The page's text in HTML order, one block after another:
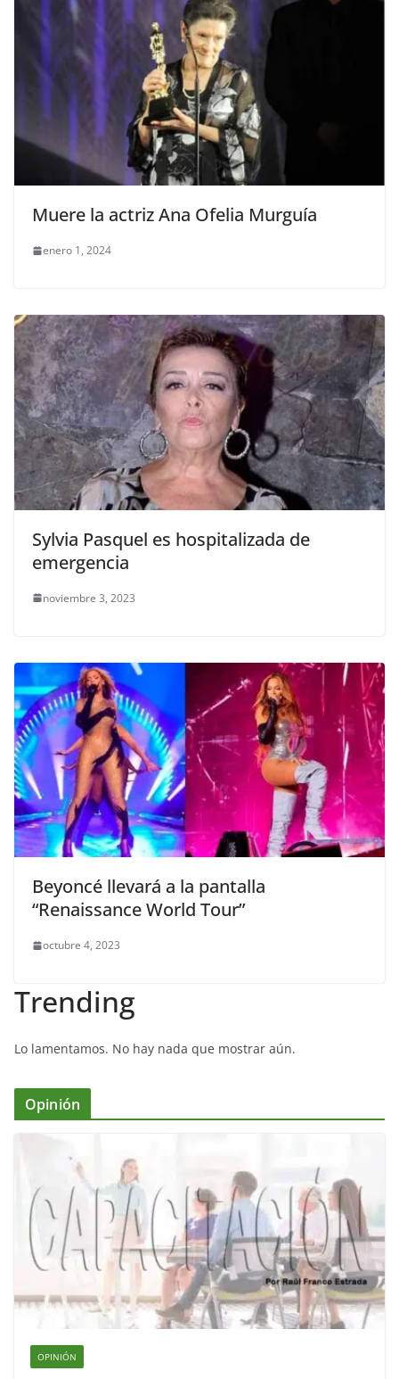
Muere la actriz Ana Ofelia Murguía
enero 1, 2024
Sylvia Pasquel es hospitalizada de
emergencia
noviembre 3, 2023
Beyoncé llevará a la pantalla
“Renaissance World Tour”
octubre 4, 2023
Trending
Lo lamentamos. No hay nada que mostrar aún.
Opinión
OPINIÓN